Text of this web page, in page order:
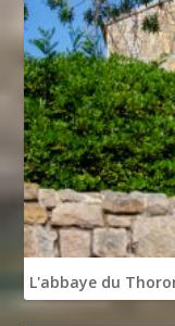
L'abbaye du